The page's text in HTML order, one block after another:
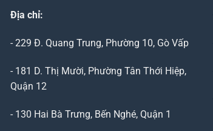
Địa chỉ:
- 229 Đ. Quang Trung, Phường 10, Gò Vấp
- 181 D. Thị Mười, Phường Tân Thới Hiệp,
Quận 12
- 130 Hai Bà Trưng, Bến Nghé, Quận 1